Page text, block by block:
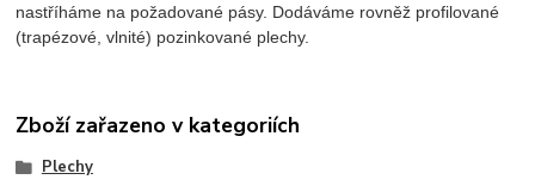
nastříháme na požadované pásy. Dodáváme rovněž profilované
(trapézové, vlnité) pozinkované plechy.
Zboží zařazeno v kategoriích
Plechy